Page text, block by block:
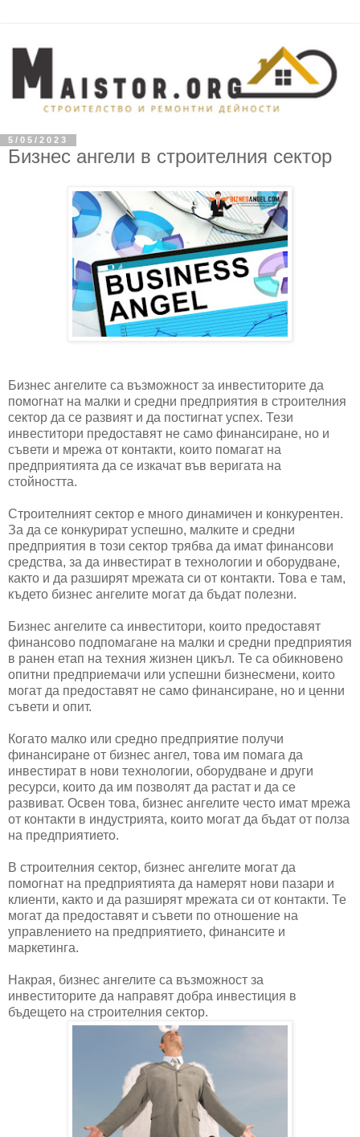
5/05/2023
Бизнес ангели в строителния сектор
Бизнес ангелите са възможност за инвеститорите да
помогнат на малки и средни предприятия в строителния
сектор да се развият и да постигнат успех. Тези
инвеститори предоставят не само финансиране, но и
съвети и мрежа от контакти, които помагат на
предприятията да се изкачат във веригата на
стойността.
Строителният сектор е много динамичен и конкурентен.
За да се конкурират успешно, малките и средни
предприятия в този сектор трябва да имат финансови
средства, за да инвестират в технологии и оборудване,
както и да разширят мрежата си от контакти. Това е там,
където бизнес ангелите могат да бъдат полезни.
Бизнес ангелите са инвеститори, които предоставят
финансово подпомагане на малки и средни предприятия
в ранен етап на техния жизнен цикъл. Те са обикновено
опитни предприемачи или успешни бизнесмени, които
могат да предоставят не само финансиране, но и ценни
съвети и опит.
Когато малко или средно предприятие получи
финансиране от бизнес ангел, това им помага да
инвестират в нови технологии, оборудване и други
ресурси, които да им позволят да растат и да се
развиват. Освен това, бизнес ангелите често имат мрежа
от контакти в индустрията, които могат да бъдат от полза
на предприятието.
В строителния сектор, бизнес ангелите могат да
помогнат на предприятията да намерят нови пазари и
клиенти, както и да разширят мрежата си от контакти. Те
могат да предоставят и съвети по отношение на
управлението на предприятието, финансите и
маркетинга.
Накрая, бизнес ангелите са възможност за
инвеститорите да направят добра инвестиция в
бъдещето на строителния сектор.